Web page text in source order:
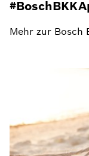
Mehr zur Bosch